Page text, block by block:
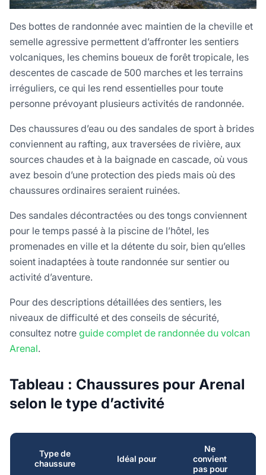
Des bottes de randonnée avec maintien de la cheville et
semelle agressive permettent d’affronter les sentiers
volcaniques, les chemins boueux de forêt tropicale, les
descentes de cascade de 500 marches et les terrains
irréguliers, ce qui les rend essentielles pour toute
personne prévoyant plusieurs activités de randonnée.
Des chaussures d’eau ou des sandales de sport à brides
conviennent au rafting, aux traversées de rivière, aux
sources chaudes et à la baignade en cascade, où vous
avez besoin d’une protection des pieds mais où des
chaussures ordinaires seraient ruinées.
Des sandales décontractées ou des tongs conviennent
pour le temps passé à la piscine de l’hôtel, les
promenades en ville et la détente du soir, bien qu’elles
soient inadaptées à toute randonnée sur sentier ou
activité d’aventure.
Pour des descriptions détaillées des sentiers, les
niveaux de difficulté et des conseils de sécurité,
consultez notre guide complet de randonnée du volcan
Arenal.
Tableau : Chaussures pour Arenal
selon le type d’activité
Type de
chaussure
Idéal pour
Ne
convient
pas pour